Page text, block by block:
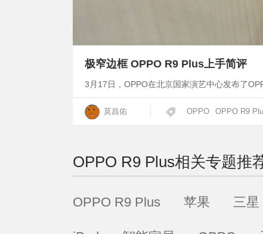
极窄边框 OPPO R9 Plus上手简评
3月17日，OPPO在北京国家演艺中心发布了
莫昌佑 OPPO OPPO R9
OPPO R9 Plus相关专题推
OPPO R9 Plus 苹果 三星